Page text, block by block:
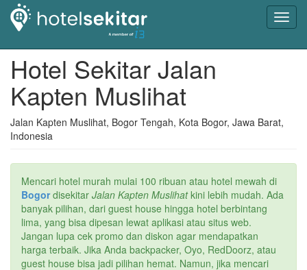
Hotel Sekitar Jalan
Kapten Muslihat
Jalan Kapten Muslihat, Bogor Tengah, Kota Bogor, Jawa Barat,
Indonesia
Mencari hotel murah mulai 100 ribuan atau hotel mewah di
Bogordisekitar Jalan Kapten Muslihatkini lebih mudah. Ada
banyak pilihan, dari guest house hingga hotel berbintang
lima, yang bisa dipesan lewat aplikasi atau situs web.
Jangan lupa cek promo dan diskon agar mendapatkan
harga terbaik. Jika Anda backpacker, Oyo, RedDoorz, atau
guest house bisa jadi pilihan hemat. Namun, jika mencari